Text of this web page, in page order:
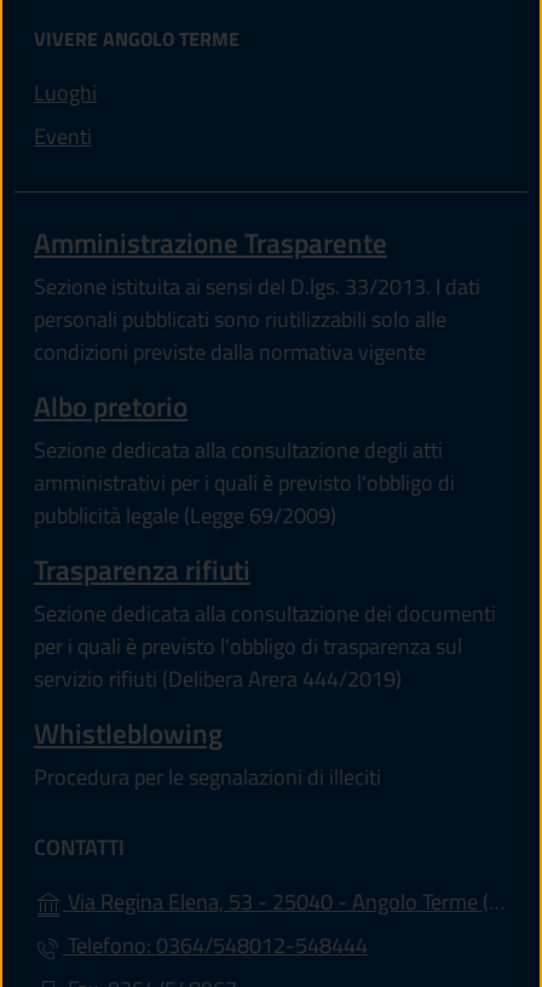
VIVERE ANGOLO TERME
Luoghi
Eventi
Amministrazione Trasparente
Sezione istituita ai sensi del D.lgs. 33/2013. I dati
personali pubblicati sono riutilizzabili solo alle
condizioni previste dalla normativa vigente
Albo pretorio
Sezione dedicata alla consultazione degli atti
amministrativi per i quali è previsto l'obbligo di
pubblicità legale (Legge 69/2009)
Trasparenza rifiuti
Sezione dedicata alla consultazione dei documenti
per i quali è previsto l'obbligo di trasparenza sul
servizio rifiuti (Delibera Arera 444/2019)
Whistleblowing
Procedura per le segnalazioni di illeciti
CONTATTI
Via Regina Elena, 53 - 25040 - Angolo Terme (BS)
Telefono: 0364/548012-548444